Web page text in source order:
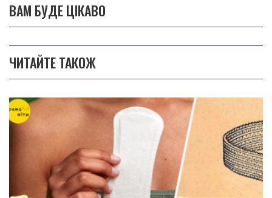
ВАМ БУДЕ ЦІКАВО
ЧИТАЙТЕ ТАКОЖ